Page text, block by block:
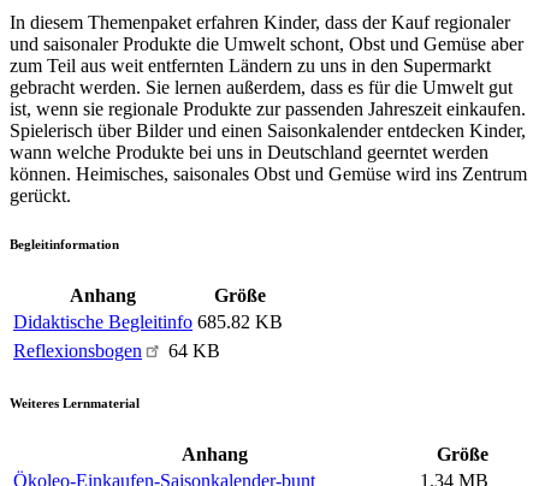
In diesem Themenpaket erfahren Kinder, dass der Kauf regionaler
und saisonaler Produkte die Umwelt schont, Obst und Gemüse aber
zum Teil aus weit entfernten Ländern zu uns in den Supermarkt
gebracht werden. Sie lernen außerdem, dass es für die Umwelt gut
ist, wenn sie regionale Produkte zur passenden Jahreszeit einkaufen.
Spielerisch über Bilder und einen Saisonkalender entdecken Kinder,
wann welche Produkte bei uns in Deutschland geerntet werden
können. Heimisches, saisonales Obst und Gemüse wird ins Zentrum
gerückt.
Begleitinformation
Anhang
Größe
Didaktische Begleitinfo 685.82 KB
Reflexionsbogen
64 KB
Weiteres Lernmaterial
Anhang
Größe
Ökoleo-Einkaufen-Saisonkalender-bunt
1.34 MB